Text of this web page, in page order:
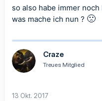
so also habe immer
was mache ich nun ? 🙁
Craze
Treues Mitglied
13 Okt. 2017